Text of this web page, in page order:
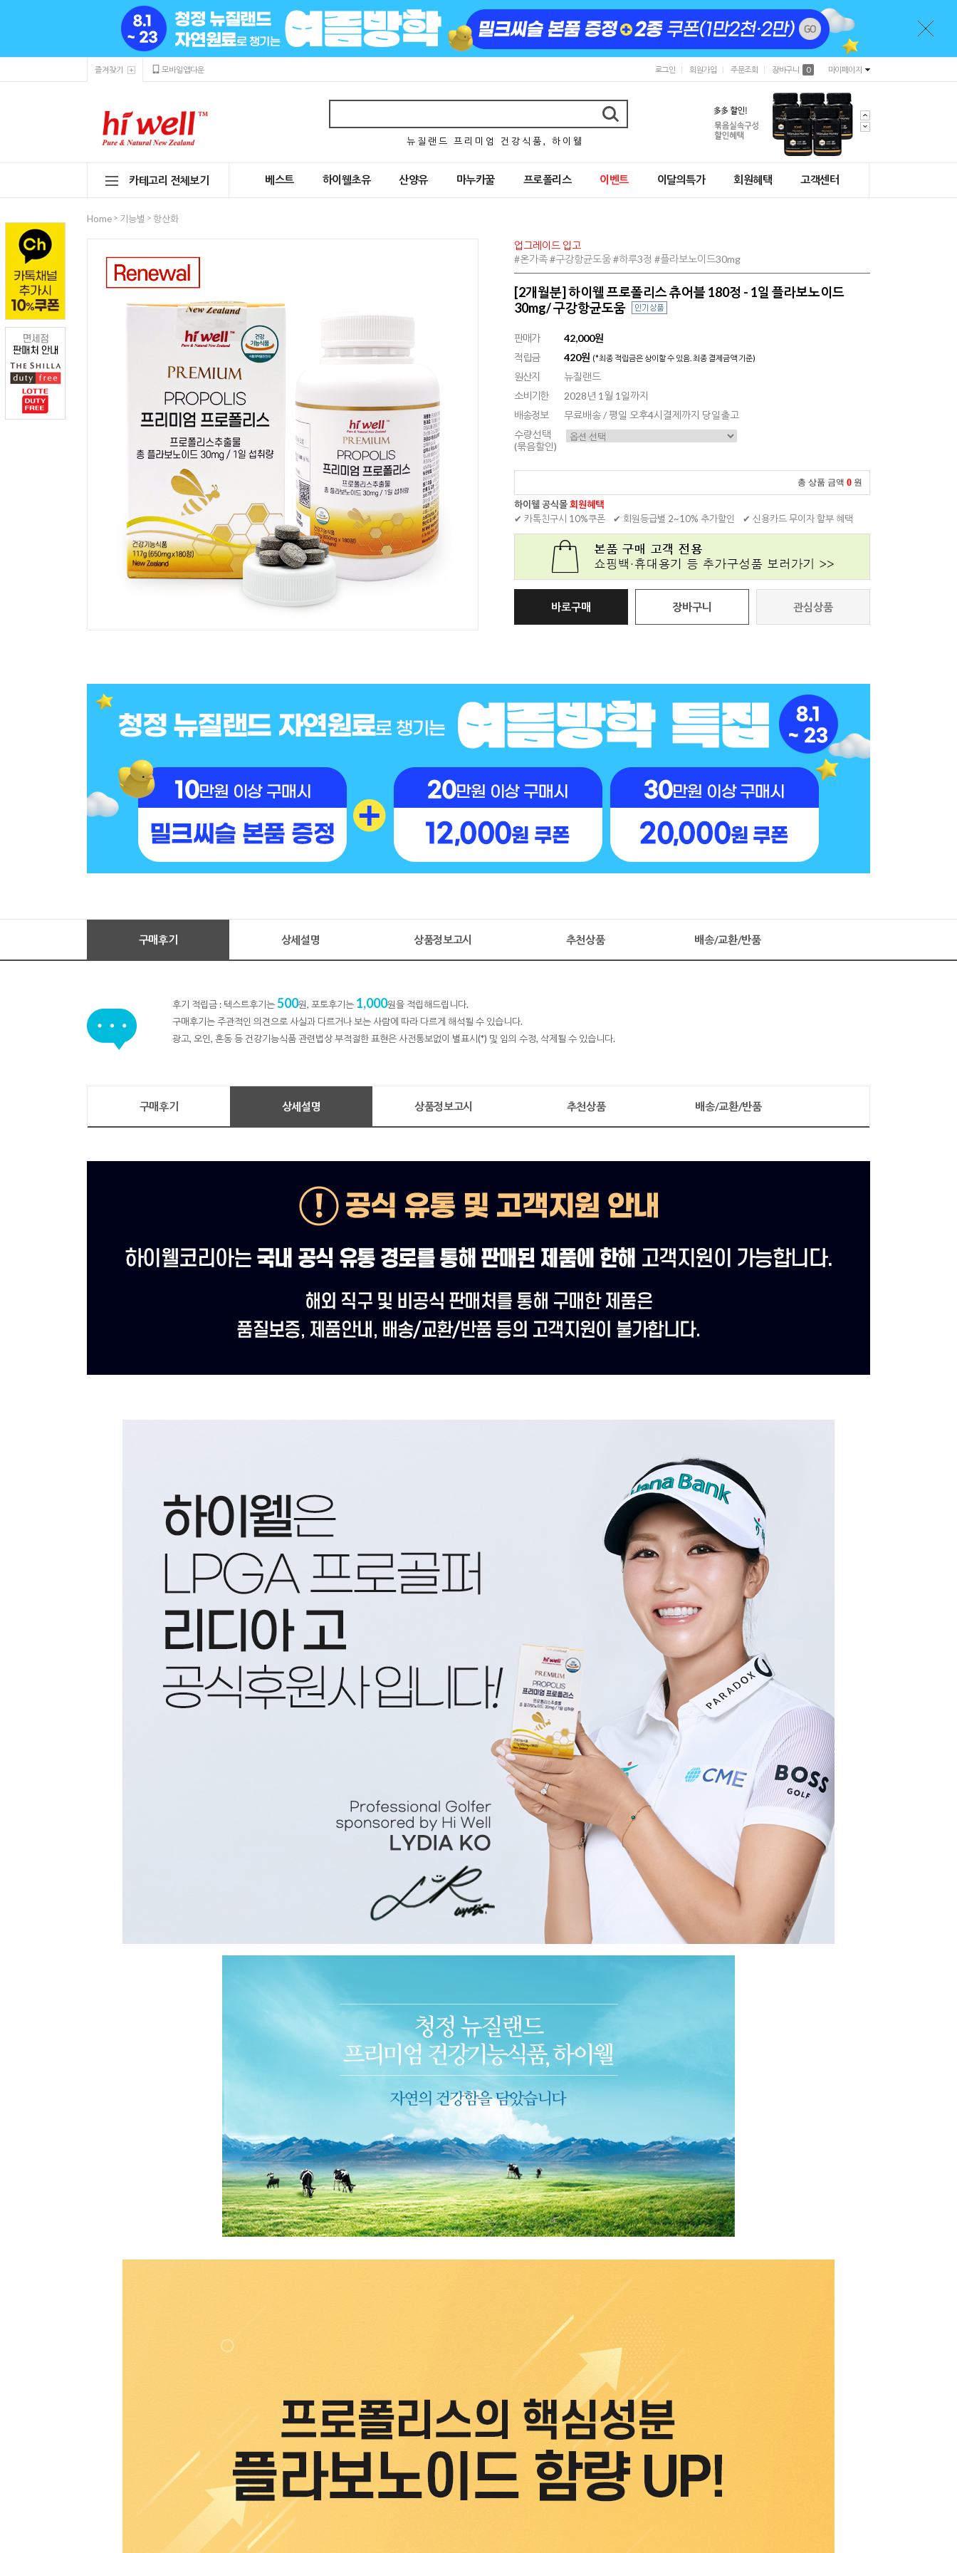
즐겨찾기 모바일앱다운 로그인 회원가입 주문조회 장바구니 0 마이페이지
뉴 질 랜 드 프 리 미 엄 건 강 식 품 , 하 이 웰
카테고리 전체보기 베스트 하이웰초유 산양유 마누카꿀 프로폴리스 이벤트 이달의특가 회원혜택 고객센터
Home > 기능별 > 항산화
업그레이드 입고
#온가족 #구강항균도움 #하루3정 #플라보노이드30mg
[2개월분] 하이웰 프로폴리스 츄어블 180정 - 1일 플라보노이드
30mg/ 구강항균도움
판매가
42,000원
적립금
420원 (*최종 적립금은 상이할 수 있음. 최종 결제금액 기준)
원산지
뉴질랜드
소비기한
2028년 1월 1일까지
배송정보
무료배송 / 평일 오후4시결제까지 당일출고
수량선택
(묶음할인)
총 상품 금액 0 원
하이웰 공식몰회원혜택
✔ 카톡친구시 10%쿠폰
✔ 회원등급별 2~10% 추가할인 ✔ 신용카드 무이자 할부 혜택
바로구매 장바구니 관심상품
구매후기 상세설명 상품정보고시 추천상품 배송/교환/반품
후기 적립금 : 텍스트후기는500원, 포토후기는 1,000원을 적립해드립니다.
구매후기는 주관적인 의견으로 사실과 다르거나 보는 사람에 따라 다르게 해석될 수 있습니다.
광고, 오인, 혼동 등 건강기능식품 관련법상 부적절한 표현은 사전통보없이 별표시(*) 및 임의 수정, 삭제될 수 있습니다.
구매후기 상세설명 상품정보고시 추천상품 배송/교환/반품